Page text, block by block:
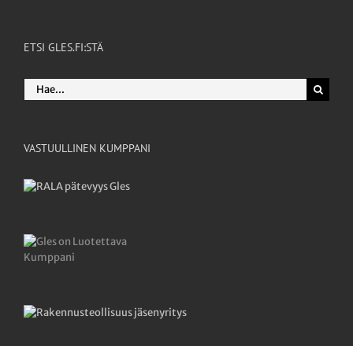
ETSI GLES.FI:STÄ
Etsi
...
VASTUULLINEN KUMPPANI